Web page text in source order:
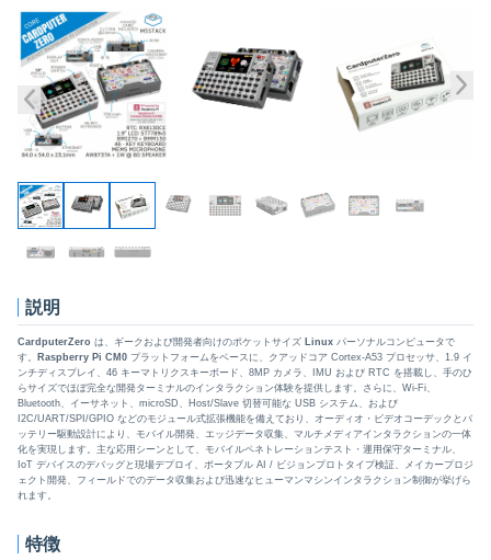
説明
CardputerZero は、ギークおよび開発者向けのポケットサイズ Linuxパーソナルコンピュータで
す。
Raspberry Pi CM0プラットフォームをベースに、クアッドコア Cortex-A53 プロセッサ、1.9 イ
ンチディスプレイ、46 キーマトリクスキーボード、8MP カメラ、IMU および RTC を搭載し、手のひ
らサイズでほぼ完全な開発ターミナルのインタラクション体験を提供します。さらに、Wi-Fi、
Bluetooth、イーサネット、microSD、Host/Slave 切替可能な USB システム、および
I2C/UART/SPI/GPIO などのモジュール式拡張機能を備えており、オーディオ・ビデオコーデックとバ
ッテリー駆動設計により、モバイル開発、エッジデータ収集、マルチメディアインタラクションの一体
化を実現します。主な応用シーンとして、モバイルペネトレーションテスト・運用保守ターミナル、
IoT デバイスのデバッグと現場デプロイ、ポータブル AI / ビジョンプロトタイプ検証、メイカープロジ
ェクト開発、フィールドでのデータ収集および迅速なヒューマンマシンインタラクション制御が挙げら
れます。
特徴